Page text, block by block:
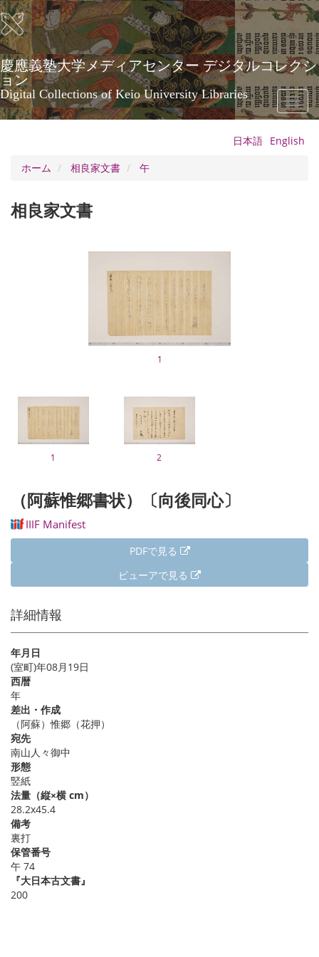
メ
イ
ン
コ
ン
テ
ン
ツ
に
慶應義塾大学メディアセンター デジタルコレクシ
ョン
Digital Collections of Keio University Libraries
Toggle
日本語 English
ホーム
相良家文書 午
相良家文書
1
1 2
（阿蘇惟郷書状）〔向後同心〕
IIIF Manifest
PDFで見る
ビューアで見る
詳細情報
年月日
(室町)年08月19日
西暦
年
差出・作成
（阿蘇）惟郷（花押）
宛先
南山人々御中
形態
竪紙
法量（縦×横 cm）
28.2x45.4
備考
裏打
保管番号
午 74
『大日本古文書』
200